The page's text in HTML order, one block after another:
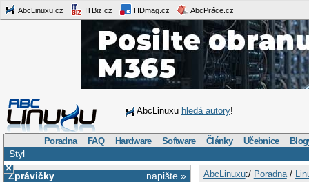
AbcLinuxu.cz ITBiz.cz HDmag.cz AbcPráce.cz
AbcLinuxu hledá autory!
Poradna FAQ Hardware Software Články Učebnice
Styl
×
napište »
Zprávičky
AbcLinuxu:/ Poradna/